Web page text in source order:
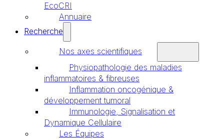
EcoCRI
Annuaire
Recherche
Nos axes scientifiques
Physiopathologie des maladies
inflammatoires & fibreuses
Inflammation oncogénique &
développement tumoral
Immunologie, Signalisation et
Dynamique Cellulaire
Les Équipes